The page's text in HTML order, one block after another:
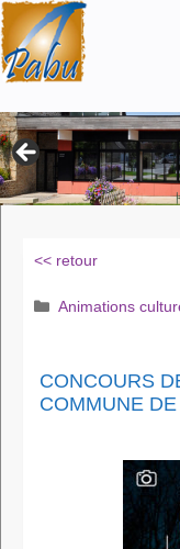
Aller
au
contenu
Skip
to
content
<< retour
Catégories
Animations
CONCOURS
COMMUNE